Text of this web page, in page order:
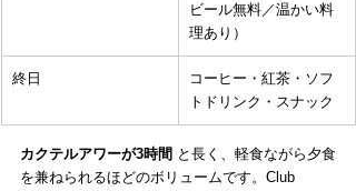
ビール無料／温かい料
理あり）
終日
コーヒー・紅茶・ソフ
トドリンク・スナック
カクテルアワーが3時間 と長く、軽食ながら夕食
を兼ねられるほどのボリュームです。Club